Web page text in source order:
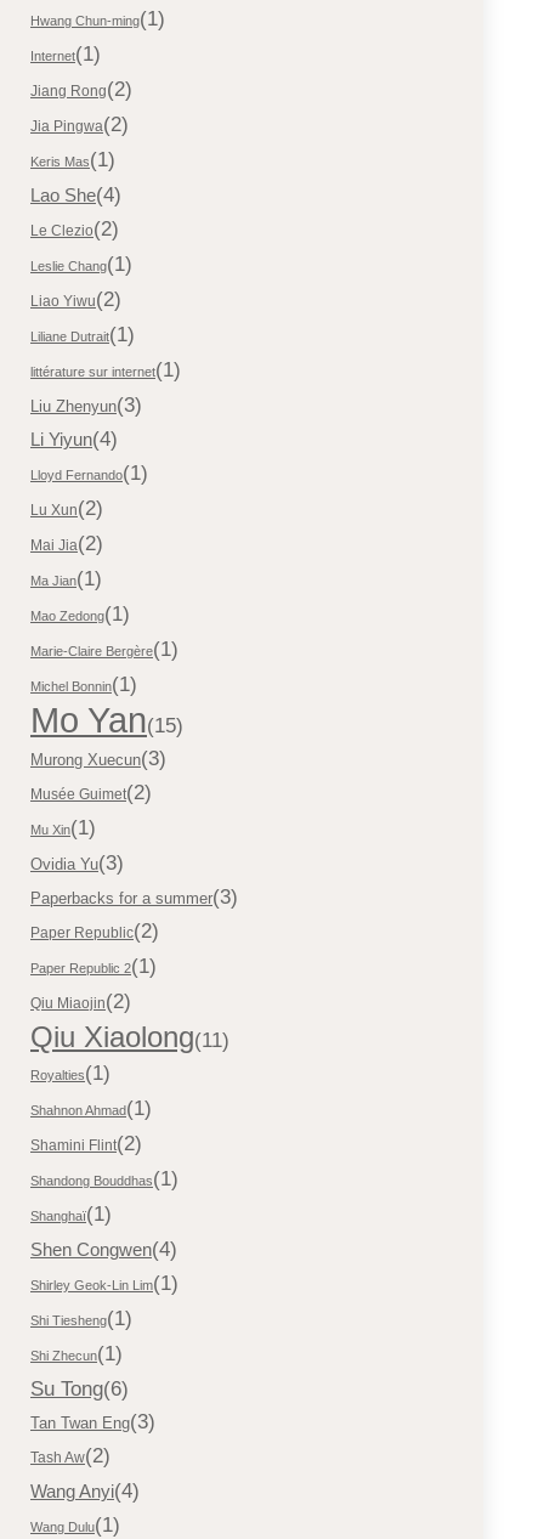
Hwang Chun-ming(1)
Internet(1)
Jiang Rong(2)
Jia Pingwa(2)
Keris Mas(1)
Lao She(4)
Le Clezio(2)
Leslie Chang(1)
Liao Yiwu(2)
Liliane Dutrait(1)
littérature sur internet(1)
Liu Zhenyun(3)
Li Yiyun(4)
Lloyd Fernando(1)
Lu Xun(2)
Mai Jia(2)
Ma Jian(1)
Mao Zedong(1)
Marie-Claire Bergère(1)
Michel Bonnin(1)
Mo Yan(15)
Murong Xuecun(3)
Musée Guimet(2)
Mu Xin(1)
Ovidia Yu(3)
Paperbacks for a summer(3)
Paper Republic(2)
Paper Republic 2(1)
Qiu Miaojin(2)
Qiu Xiaolong(11)
Royalties(1)
Shahnon Ahmad(1)
Shamini Flint(2)
Shandong Bouddhas(1)
Shanghaï(1)
Shen Congwen(4)
Shirley Geok-Lin Lim(1)
Shi Tiesheng(1)
Shi Zhecun(1)
Su Tong(6)
Tan Twan Eng(3)
Tash Aw(2)
Wang Anyi(4)
Wang Dulu(1)